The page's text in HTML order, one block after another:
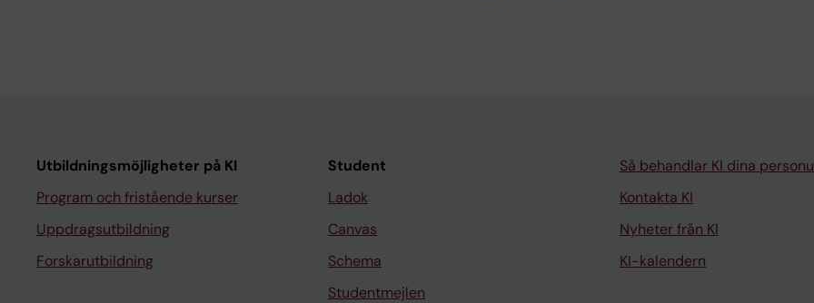
Utbildningsmöjligheter på KI
Program och fristående kurser
Uppdragsutbildning
Forskarutbildning
Student
Ladok
Canvas
Schema
Studentmejlen
Så behandlar KI dina
Kontakta KI
Nyheter från KI
KI-kalendern